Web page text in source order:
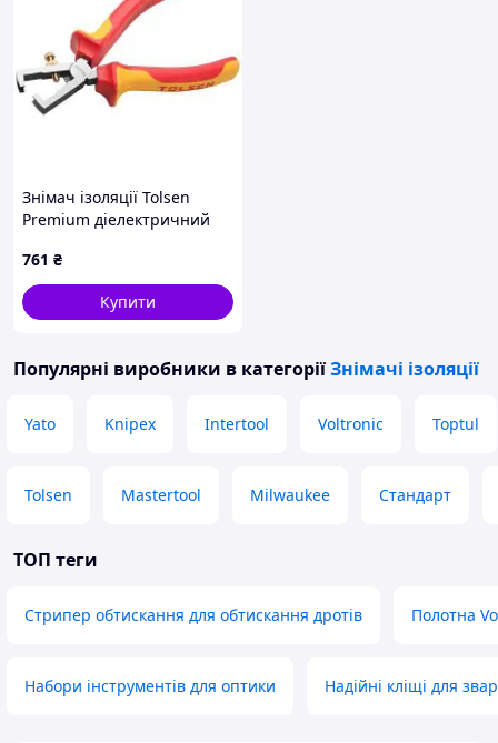
Знімач ізоляції Tolsen
Premium діелектричний
761 ₴
Купити
Популярні виробники в категоріїЗнімачі ізоляції
Yato Knipex Intertool Voltronic Toptul
Tolsen Mastertool Milwaukee Стандарт
ТОП теги
Стрипер обтискання для обтискання дротів Полотна
Набори інструментів для оптики Надійні кліщі для